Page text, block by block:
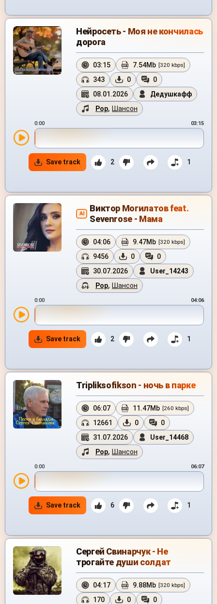
Нейросеть - Моя не кончилась
дорога
03:15 7.54Mb [320 kbps]
343 0
0
08.01.2026
Дедушкафф
Pop, Шансон
0:00 03:15
Save track 2 1
AI
Виктор Могилатов feat.
Sevenrose - Мама
04:06 9.47Mb [320 kbps]
9456 0
0
30.07.2026
User_14243
Pop, Шансон
0:00 04:06
Save track 2 1
Tripliksofikson - ночь в парке
06:07 11.47Mb [260 kbps]
12661 0
0
31.07.2026
User_14468
Pop, Шансон
0:00 06:07
Save track 6 1
Сергей Свинарчук - Не
трогайте души солдат
04:17 9.88Mb [320 kbps]
170 0
0